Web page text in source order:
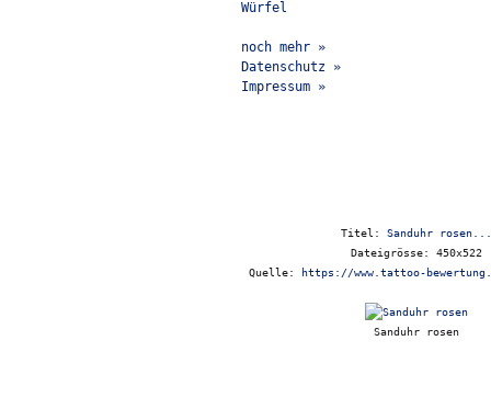
Würfel
noch mehr »
Datenschutz »
Impressum »
Titel: Sanduhr rosen...
Dateigrösse: 450x522
Quelle: https://www.tattoo-
Sanduhr rosen